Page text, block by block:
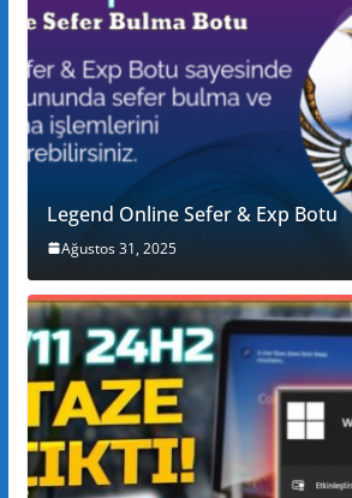
Legend Online Sefer & Exp Botu
Ağustos 31, 2025